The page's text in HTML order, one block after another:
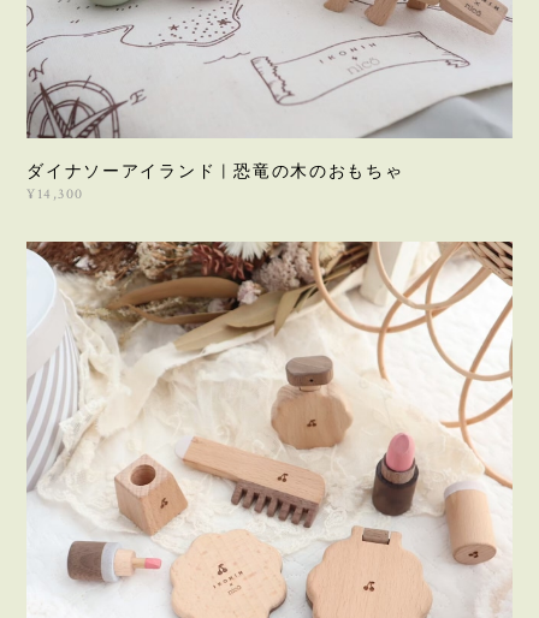
ダイナソーアイランド | 恐竜の木のおもちゃ
¥14,300